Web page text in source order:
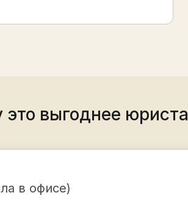
это выгоднее юриста
в офисе)